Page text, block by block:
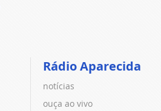
Rádio Aparecida
notícias
ouça ao vivo